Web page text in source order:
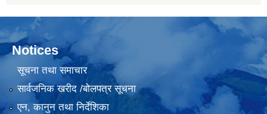
Notices
सूचना तथा समाचार
सार्वजनिक खरीद /बोलपत्र सूचना
एन, कानुन तथा निर्देशिका